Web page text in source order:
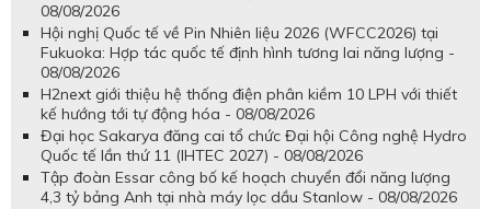
08/08/2026
Hội nghị Quốc tế về Pin Nhiên liệu 2026 (WFCC2026) tại
Fukuoka: Hợp tác quốc tế định hình tương lai năng lượng -
08/08/2026
H2next giới thiệu hệ thống điện phân kiềm 10 LPH với thiết
kế hướng tới tự động hóa - 08/08/2026
Đại học Sakarya đăng cai tổ chức Đại hội Công nghệ Hydro
Quốc tế lần thứ 11 (IHTEC 2027) - 08/08/2026
Tập đoàn Essar công bố kế hoạch chuyển đổi năng lượng
4,3 tỷ bảng Anh tại nhà máy lọc dầu Stanlow - 08/08/2026